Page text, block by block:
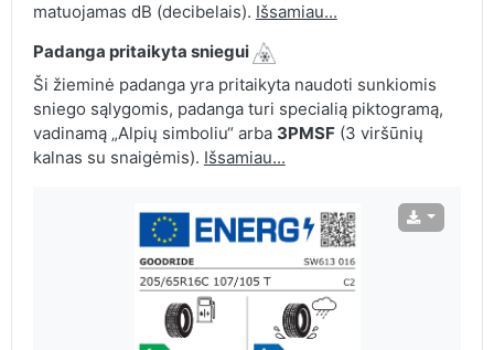
matuojamas dB (decibelais). Išsamiau...
Padanga pritaikyta sniegui
Ši žieminė padanga yra pritaikyta naudoti sunkiomis
sniego sąlygomis, padanga turi specialią piktogramą,
vadinamą „Alpių simboliu“ arba 3PMSF(3 viršūnių
kalnas su snaigėmis). Išsamiau...